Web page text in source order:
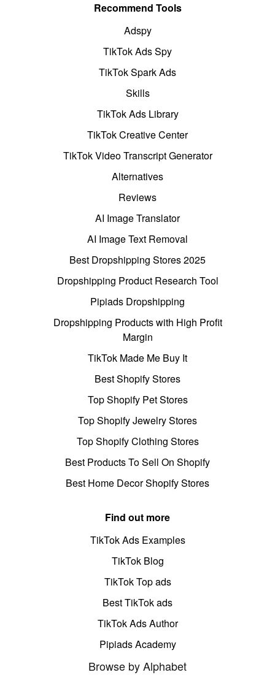
Recommend Tools
Adspy
TikTok Ads Spy
TikTok Spark Ads
Skills
TikTok Ads Library
TikTok Creative Center
TikTok Video Transcript Generator
Alternatives
Reviews
AI Image Translator
AI Image Text Removal
Best Dropshipping Stores 2025
Dropshipping Product Research Tool
Pipiads Dropshipping
Dropshipping Products with High Profit
Margin
TikTok Made Me Buy It
Best Shopify Stores
Top Shopify Pet Stores
Top Shopify Jewelry Stores
Top Shopify Clothing Stores
Best Products To Sell On Shopify
Best Home Decor Shopify Stores
Find out more
TikTok Ads Examples
TikTok Blog
TikTok Top ads
Best TikTok ads
TikTok Ads Author
Pipiads Academy
Browse by Alphabet